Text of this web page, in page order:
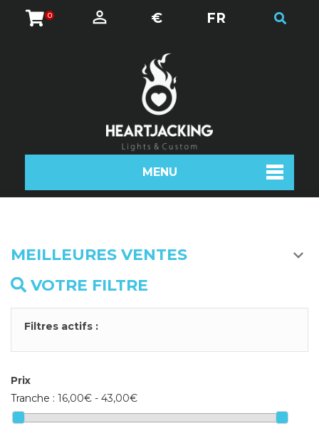
0 € FR
MENU
MEILLEURES VENTES
VOTRE FILTRE
Filtres actifs :
Prix
Tranche : 16,00€ - 43,00€